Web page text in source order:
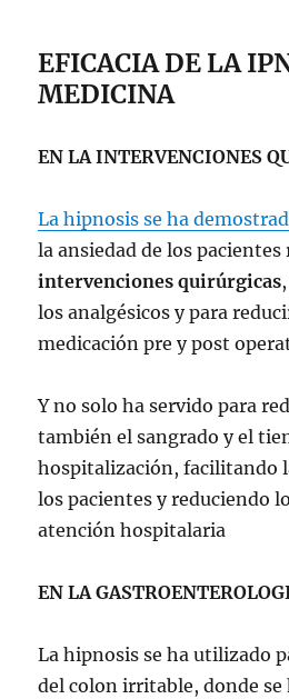
EFICACIA DE LA
MEDICINA
EN LA INTERVENCIONES
La hipnosis se ha
la ansiedad de los
intervenciones quirúrgicas
los analgésicos y para
medicación pre y post
Y no solo ha servido para
también el sangrado y el
hospitalización, facilitando
los pacientes y reduciendo
atención hospitalaria
EN LA
La hipnosis se ha utilizado
del colon irritable, donde se